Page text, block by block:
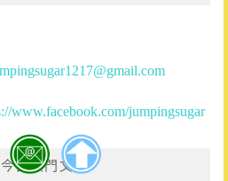
www.facebook.com/jumpingsugar
日熱門文章